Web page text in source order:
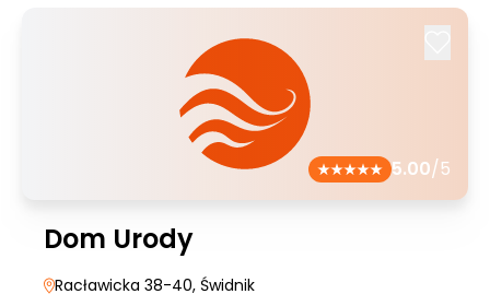
5.00/5
Dom Urody
Racławicka 38-40, Świdnik